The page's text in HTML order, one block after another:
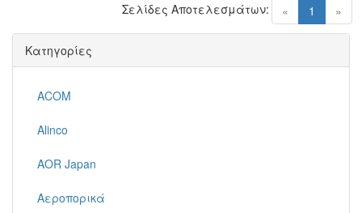
« 1 (current)
»
Σελίδες Αποτελεσμάτων:
Κατηγορίες
ACOM
Alinco
AOR Japan
Αεροπορικά